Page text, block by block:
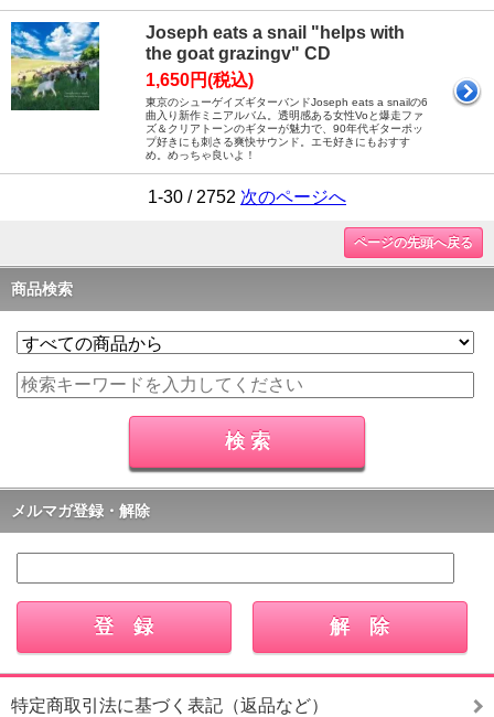
Joseph eats a snail "helps with
the goat grazingv" CD
1,650円(税込)
東京のシューゲイズギターバンドJoseph eats a snailの6
曲入り新作ミニアルバム。透明感ある女性Voと爆走ファ
ズ＆クリアトーンのギターが魅力で、90年代ギターポッ
プ好きにも刺さる爽快サウンド。エモ好きにもおすす
め。めっちゃ良いよ！
1-30 / 2752 次のページへ
ページの先頭へ戻る
商品検索
メルマガ登録・解除
特定商取引法に基づく表記（返品など）